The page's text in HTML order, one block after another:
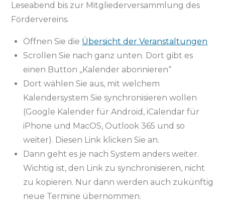
Leseabend bis zur Mitgliederversammlung des
Fördervereins.
Öffnen Sie die Übersicht der Veranstaltungen
Scrollen Sie nach ganz unten. Dort gibt es
einen Button „Kalender abonnieren“
Dort wählen Sie aus, mit welchem
Kalendersystem Sie synchronisieren wollen
(Google Kalender für Android, iCalendar für
iPhone und MacOS, Outlook 365 und so
weiter). Diesen Link klicken Sie an.
Dann geht es je nach System anders weiter.
Wichtig ist, den Link zu synchronisieren, nicht
zu kopieren. Nur dann werden auch zukünftig
neue Termine übernommen.